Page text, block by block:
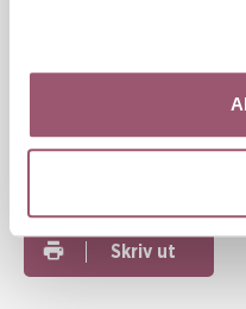
Lägesanalys: Risk att
Skriv ut